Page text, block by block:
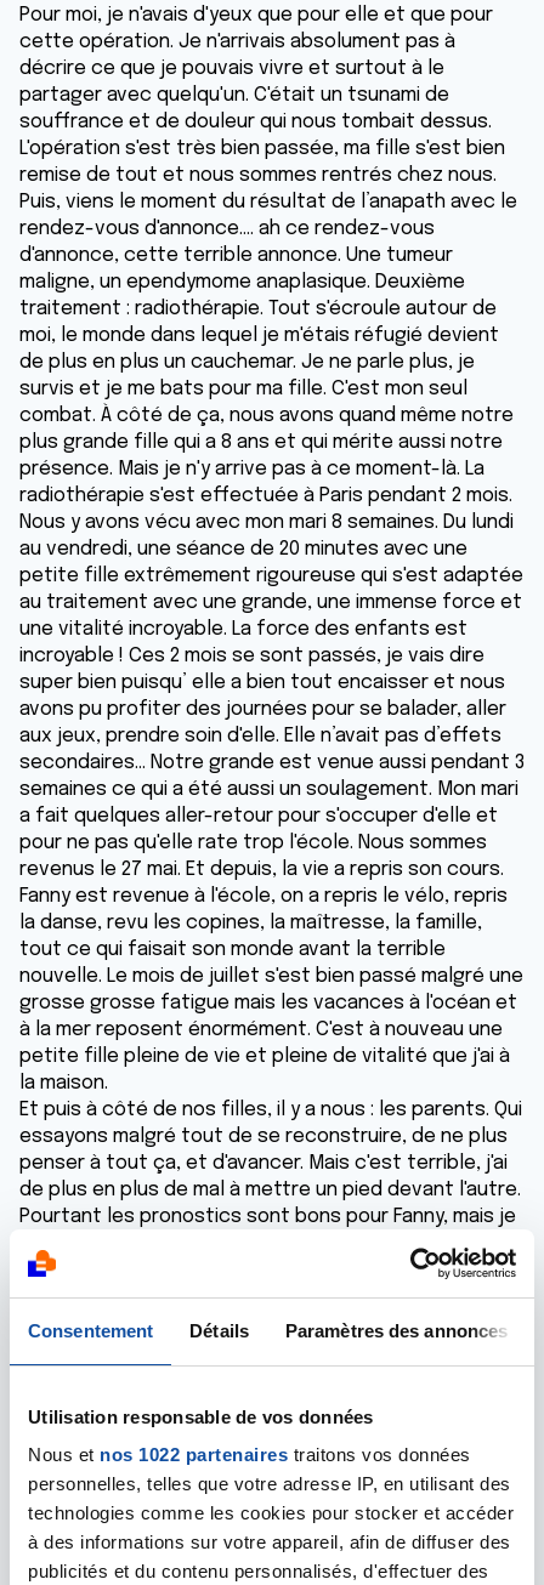
Consentement Détails Paramètres des annonces
Utilisation responsable de vos données
Nous et nos 1022 partenaires traitons vos données
personnelles, telles que votre adresse IP, en utilisant des
technologies comme les cookies pour stocker et accéder
à des informations sur votre appareil, afin de diffuser des
publicités et du contenu personnalisés, d'effectuer des
Pour moi, je n'avais d'yeux que pour elle et que pour
cette opération. Je n'arrivais absolument pas à
décrire ce que je pouvais vivre et surtout à le
partager avec quelqu'un. C'était un tsunami de
souffrance et de douleur qui nous tombait dessus.
L'opération s'est très bien passée, ma fille s'est bien
remise de tout et nous sommes rentrés chez nous.
Puis, viens le moment du résultat de l’anapath avec le
rendez-vous d'annonce.... ah ce rendez-vous
d'annonce, cette terrible annonce. Une tumeur
maligne, un ependymome anaplasique. Deuxième
traitement : radiothérapie. Tout s'écroule autour de
moi, le monde dans lequel je m'étais réfugié devient
de plus en plus un cauchemar. Je ne parle plus, je
survis et je me bats pour ma fille. C'est mon seul
combat. À côté de ça, nous avons quand même notre
plus grande fille qui a 8 ans et qui mérite aussi notre
présence. Mais je n'y arrive pas à ce moment-là. La
radiothérapie s'est effectuée à Paris pendant 2 mois.
Nous y avons vécu avec mon mari 8 semaines. Du lundi
au vendredi, une séance de 20 minutes avec une
petite fille extrêmement rigoureuse qui s'est adaptée
au traitement avec une grande, une immense force et
une vitalité incroyable. La force des enfants est
incroyable ! Ces 2 mois se sont passés, je vais dire
super bien puisqu’ elle a bien tout encaisser et nous
avons pu profiter des journées pour se balader, aller
aux jeux, prendre soin d'elle. Elle n’avait pas d’effets
secondaires… Notre grande est venue aussi pendant 3
semaines ce qui a été aussi un soulagement. Mon mari
a fait quelques aller-retour pour s'occuper d'elle et
pour ne pas qu'elle rate trop l'école. Nous sommes
revenus le 27 mai. Et depuis, la vie a repris son cours.
Fanny est revenue à l'école, on a repris le vélo, repris
la danse, revu les copines, la maîtresse, la famille,
tout ce qui faisait son monde avant la terrible
nouvelle. Le mois de juillet s'est bien passé malgré une
grosse grosse fatigue mais les vacances à l'océan et
à la mer reposent énormément. C'est à nouveau une
petite fille pleine de vie et pleine de vitalité que j'ai à
la maison.
Et puis à côté de nos filles, il y a nous : les parents. Qui
essayons malgré tout de se reconstruire, de ne plus
penser à tout ça, et d'avancer. Mais c'est terrible, j'ai
de plus en plus de mal à mettre un pied devant l'autre.
Pourtant les pronostics sont bons pour Fanny, mais je
ressens maintenant le besoin de me rapprocher de
personnes, de parler, d'échanger, je me sens seule
face à la maladie que nous avons traversée. Quand je
parle avec mes amis ou mon entourage, c'est
tenir deux fois par semaine mais mon esprit ne pense
qu'à ce mot-là « cancer cancer cancer ». Comment
tout ça est arrivé ? Va-t-on s'en sortir? Comment
respirer sans s’étouffer ? Depuis que nous sommes
rentrés dans le monde de l'oncologie, j'ai pu constater
qu'il y avait des cas beaucoup plus compliqué et que